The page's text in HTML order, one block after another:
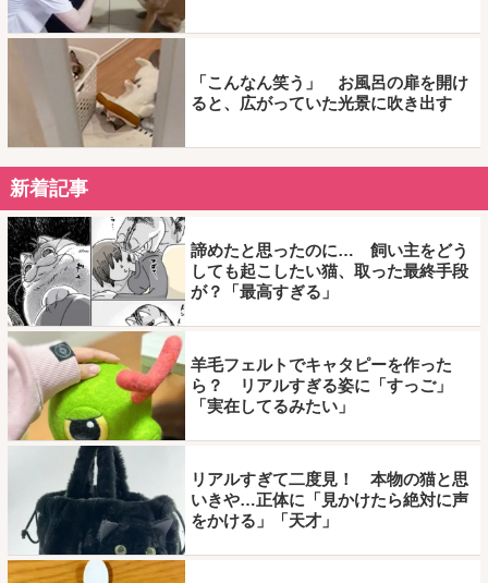
「こんなん笑う」 お風呂の扉を開け
ると、広がっていた光景に吹き出す
新着記事
諦めたと思ったのに… 飼い主をどう
しても起こしたい猫、取った最終手段
が？「最高すぎる」
羊毛フェルトでキャタピーを作った
ら？ リアルすぎる姿に「すっご」
「実在してるみたい」
リアルすぎて二度見！ 本物の猫と思
いきや…正体に「見かけたら絶対に声
をかける」「天才」